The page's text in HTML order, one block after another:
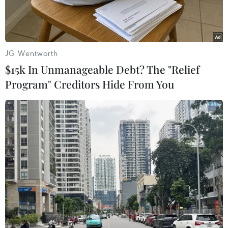
Tàu sân bay USS Theodore Roosevelt. (Ảnh: NBC)
Giới chức Mỹ ngày càng chắc chắn rằng ổ dịch
viêm đường hô hấp cấp COVID-19 trên tàu sân
bay USS Theodore Roosevelt của nước này có
liên quan tới các phi hành đoàn, chứ không
JG Wentworth
$15k In Unmanageable Debt? The "Relief
Program" Creditors Hide From You